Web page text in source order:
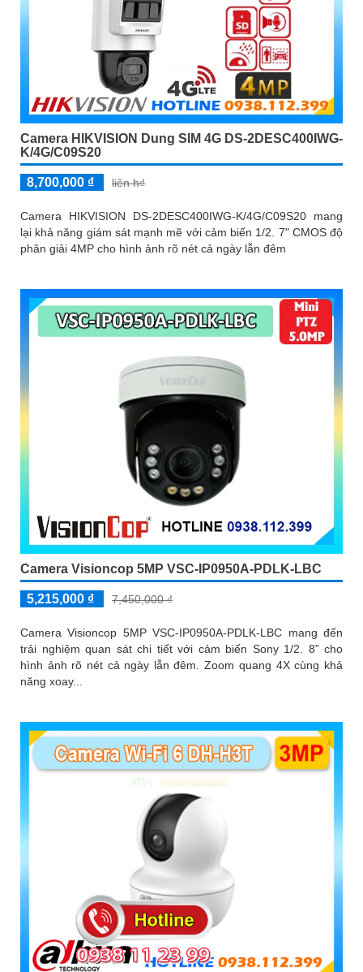
Camera HIKVISION Dung SIM 4G DS-2DESC400IWG-
K/4G/C09S20
8,700,000 ₫ liên h₫
Camera HIKVISION DS-2DESC400IWG-K/4G/C09S20 mang
lại khả năng giám sát mạnh mẽ với cảm biến 1/2. 7" CMOS độ
phân giải 4MP cho hình ảnh rõ nét cả ngày lẫn đêm
Camera Visioncop 5MP VSC-IP0950A-PDLK-LBC
5,215,000 ₫ 7,450,000 ₫
Camera Visioncop 5MP VSC-IP0950A-PDLK-LBC mang đến
trải nghiệm quan sát chi tiết với cảm biến Sony 1/2. 8” cho
hình ảnh rõ nét cả ngày lẫn đêm. Zoom quang 4X cùng khả
năng xoay...